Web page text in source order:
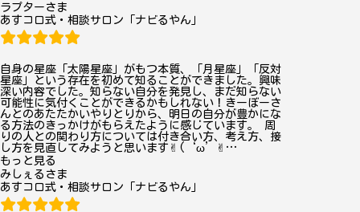
プ
タ
ー”
ラプターさま
あすコロ式・相談サロン「ナビるやん」
自身の星座「太陽星座」がもつ本質、「月星座」「反対
星座」という存在を初めて知ることができました。興味
深い内容でした。知らない自分を発見し、まだ知らない
可能性に気付くことができるかもしれない！きーぼーさ
んとのあたたかいやりとりから、明日の自分が豊かにな
る方法のきっかけがもらえたように感じています。 周
りの人との関わり方については付き合い方、考え方、接
し方を見直してみようと思います✌︎(‘ω’✌︎ …
もっと見る
し
ぇ
る”
みしぇるさま
あすコロ式・相談サロン「ナビるやん」